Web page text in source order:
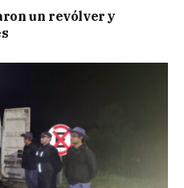
un revólver y